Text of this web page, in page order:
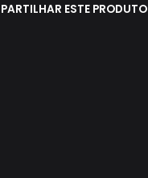
PARTILHAR ESTE PRODUTO